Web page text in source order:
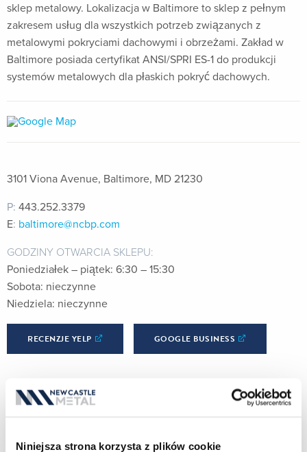
Niniejsza strona korzysta z plików cookie
sklep metalowy. Lokalizacja w Baltimore to sklep z pełnym
zakresem usług dla wszystkich potrzeb związanych z
metalowymi pokryciami dachowymi i obrzeżami. Zakład w
Baltimore posiada certyfikat ANSI/SPRI ES-1 do produkcji
systemów metalowych dla płaskich pokryć dachowych.
3101 Viona Avenue, Baltimore, MD 21230
P: 443.252.3379
E: baltimore@ncbp.com
GODZINY OTWARCIA SKLEPU:
Poniedziałek – piątek: 6:30 – 15:30
Sobota: nieczynne
Niedziela: nieczynne
RECENZJE YELP GOOGLE BUSINESS
Baltimore, MD